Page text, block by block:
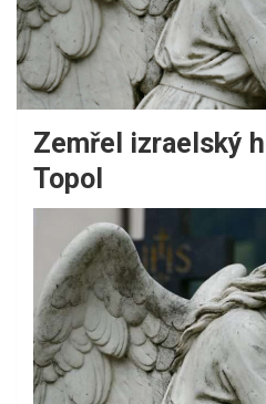
Zemřel izraelský
Topol